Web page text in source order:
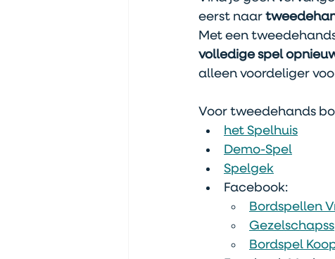
eerst naar
Met een
volledige spel
alleen voordeliger
Voor tweedehands
het Spelhuis
Demo-Spel
Spelgek
Facebook:
Bordspellen
Bordspel